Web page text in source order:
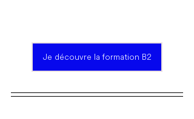
Je découvre la formation B2